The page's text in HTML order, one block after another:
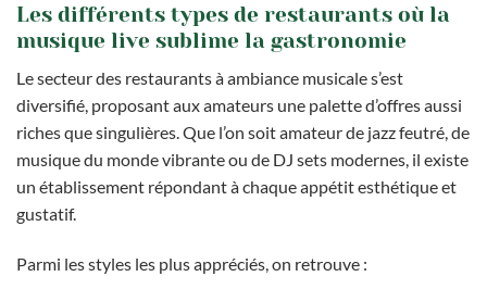
Les différents types de restaurants où la
musique live sublime la gastronomie
Le secteur des restaurants à ambiance musicale s’est
diversifié, proposant aux amateurs une palette d’offres aussi
riches que singulières. Que l’on soit amateur de jazz feutré, de
musique du monde vibrante ou de DJ sets modernes, il existe
un établissement répondant à chaque appétit esthétique et
gustatif.
Parmi les styles les plus appréciés, on retrouve :